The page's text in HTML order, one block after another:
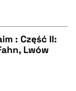
: Część II:
Lwów